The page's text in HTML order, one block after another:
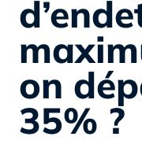
on
35% ?